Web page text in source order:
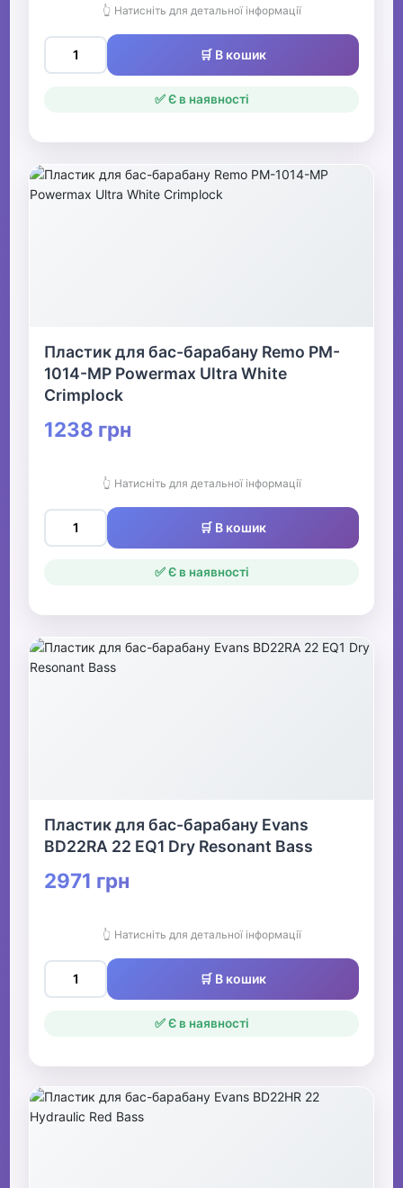
👆 Натисніть для детальної інформації
🛒 В кошик
✅ Є в наявності
Пластик для бас-барабану Remo PM-
1014-MP Powermax Ultra White
Crimplock
1238 грн
👆 Натисніть для детальної інформації
🛒 В кошик
✅ Є в наявності
Пластик для бас-барабану Evans
BD22RA 22 EQ1 Dry Resonant Bass
2971 грн
👆 Натисніть для детальної інформації
🛒 В кошик
✅ Є в наявності